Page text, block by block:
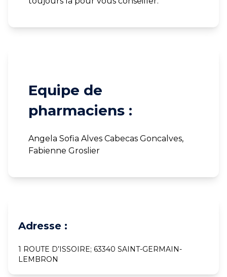
Equipe de
pharmaciens :
Angela Sofia Alves Cabecas Goncalves,
Fabienne Groslier
Adresse :
1 ROUTE D’ISSOIRE; 63340 SAINT-GERMAIN-
LEMBRON